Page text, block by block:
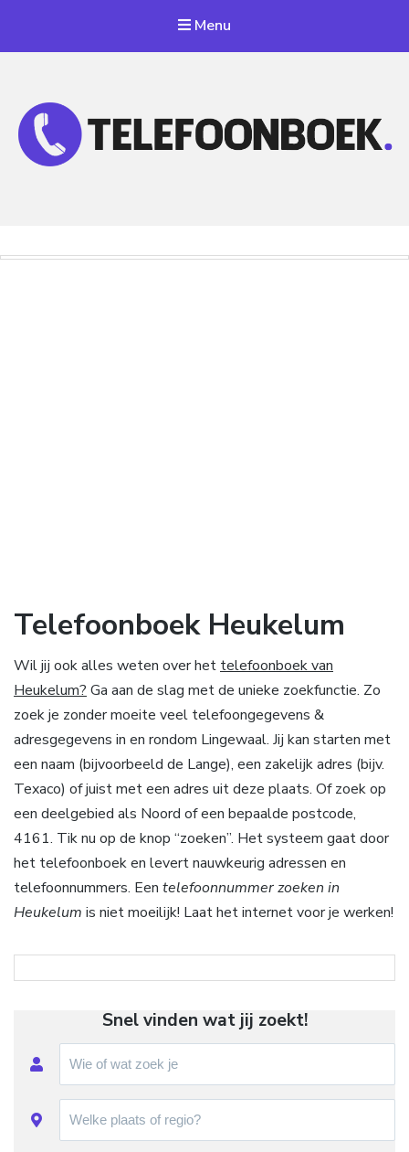
Menu
Telefoonboek Heukelum
Wil jij ook alles weten over het telefoonboek van
Heukelum? Ga aan de slag met de unieke zoekfunctie. Zo
zoek je zonder moeite veel telefoongegevens &
adresgegevens in en rondom Lingewaal. Jij kan starten met
een naam (bijvoorbeeld de Lange), een zakelijk adres (bijv.
Texaco) of juist met een adres uit deze plaats. Of zoek op
een deelgebied als Noord of een bepaalde postcode,
4161. Tik nu op de knop “zoeken”. Het systeem gaat door
het telefoonboek en levert nauwkeurig adressen en
telefoonnummers. Een telefoonnummer zoeken in
Heukelum is niet moeilijk! Laat het internet voor je werken!
Snel vinden wat jij zoekt!